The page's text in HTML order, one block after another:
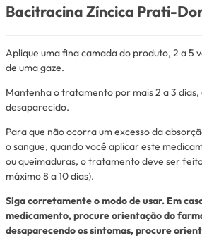
Bacitracina Zíncica Prati-
Aplique uma fina camada do produto, 2 a 5
de uma gaze.
Mantenha o tratamento por mais 2 a 3
desaparecido.
Para que não ocorra um excesso da
o sangue, quando você aplicar este
ou queimaduras, o tratamento deve ser
máximo 8 a 10 dias).
Siga corretamente o modo de usar. Em
medicamento, procure orientação do
desaparecendo os sintomas, procure